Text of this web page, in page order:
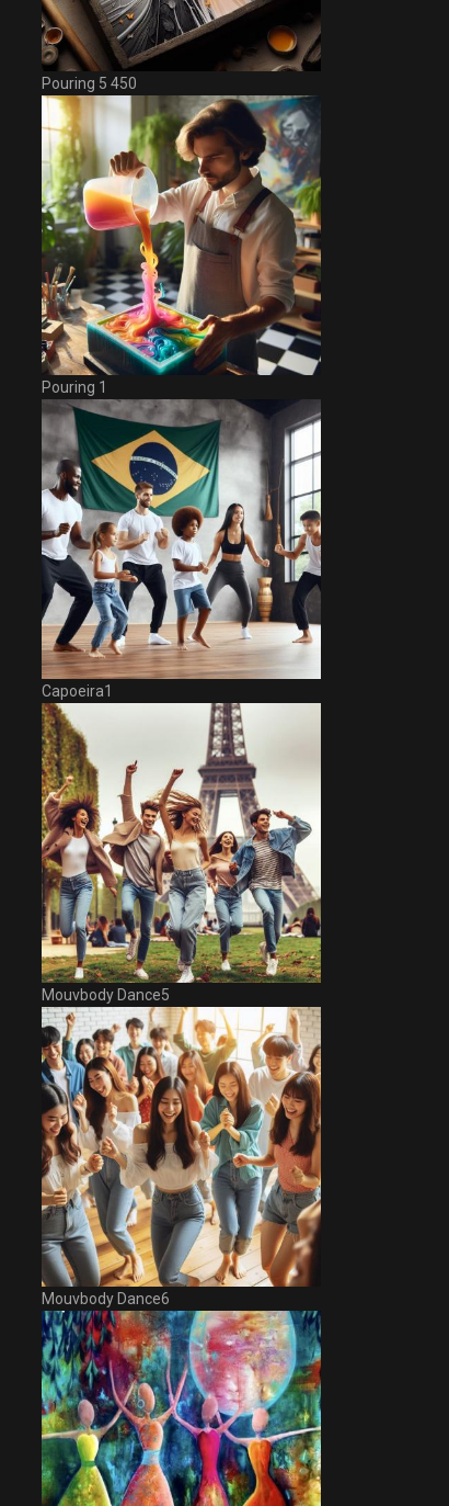
Pouring 5 450
Pouring 1
Capoeira1
Mouvbody Dance5
Mouvbody Dance6